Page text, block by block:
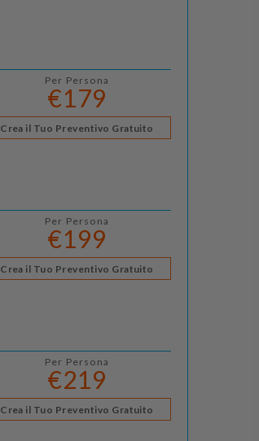
Per Persona
€179
Crea il Tuo Preventivo Gratuito
Per Persona
€199
Crea il Tuo Preventivo Gratuito
Per Persona
€219
Crea il Tuo Preventivo Gratuito